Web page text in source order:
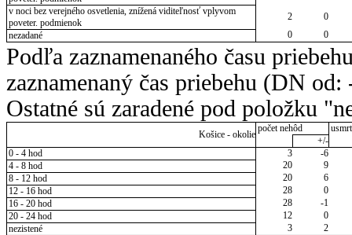
v noci bez verejného osvetlenia, znížená viditeľnosť vplyvom
poveter. podmienok
2
0
nezadané
0 0
Podľa zaznamenaného času
zaznamenaný čas priebehu (DN
Ostatné sú zaradené pod položku
Košice - okolie
počet nehôd
+/-
0 - 4 hod
3
-6
4 - 8 hod
20
9
8 - 12 hod
20
6
12 - 16 hod
28
0
16 - 20 hod
28
-1
20 - 24 hod
12
0
nezistené
3 2